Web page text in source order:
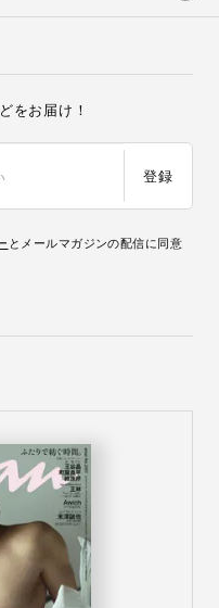
をお届け！
登録
とメールマガジンの配信に同意